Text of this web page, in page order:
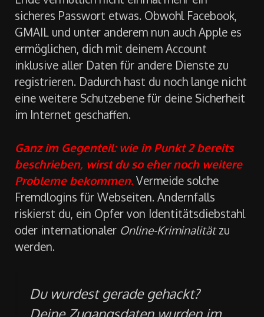
Methode. Im Gegenteil: damit bring dir am
Ende vermutlich nicht einmal mehr ein
sicheres Passwort etwas. Obwohl Facebook,
GMAIL und unter anderem nun auch Apple es
ermöglichen, dich mit deinem Account
inklusive aller Daten für andere Dienste zu
registrieren. Dadurch hast du noch lange nicht
im Internet geschaffen.
Ganz im Gegenteil: wie in Punkt 2 bereits
beschrieben, wirst du so eher noch weitere
Probleme bekommen.Vermeide solche
Fremdlogins für Webseiten. Andernfalls
riskierst du, ein Opfer von Identitätsdiebstahl